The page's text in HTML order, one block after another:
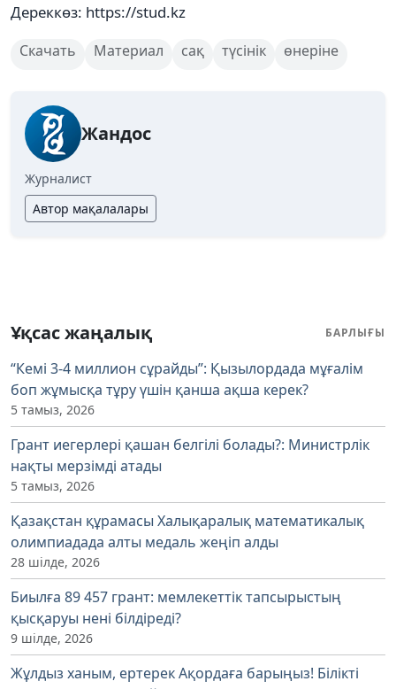
Дереккөз: https://stud.kz
Скачать Материал сақ түсінік өнеріне
Жандос
Журналист
Автор мақалалары
Ұқсас жаңалық БАРЛЫҒЫ
“Кемі 3-4 миллион сұрайды”: Қызылордада мұғалім
боп жұмысқа тұру үшін қанша ақша керек?
5 тамыз, 2026
Грант иегерлері қашан белгілі болады?: Министрлік
нақты мерзімді атады
5 тамыз, 2026
Қазақстан құрамасы Халықаралық математикалық
олимпиадада алты медаль жеңіп алды
28 шілде, 2026
Биылға 89 457 грант: мемлекеттік тапсырыстың
қысқаруы нені білдіреді?
9 шілде, 2026
Жұлдыз ханым, ертерек Ақордаға барыңыз! Білікті